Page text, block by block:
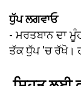
ਧੁੱਪ ਲਗਵਾਓ
- ਮਰਤਬਾਨ ਦਾ
ਤੱਕ ਧੁੱਪ 'ਚ ਰੱਖੋ।